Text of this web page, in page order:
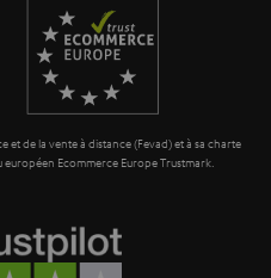
et de la vente à distance (Fevad) et à sa charte
Ecommerce Europe Trustmark.